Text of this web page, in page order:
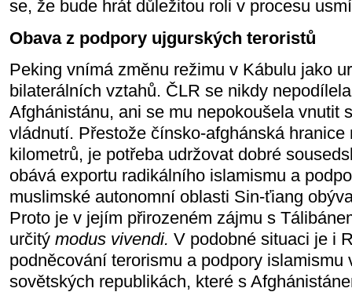
se, že bude hrát důležitou roli v procesu
Obava z podpory ujgurských teroristů
Peking vnímá změnu režimu v Kábulu jako
bilaterálních vztahů. ČLR se nikdy
Afghánistánu, ani se mu nepokoušela vnutit
vládnutí. Přestože čínsko-afghánská hranice
kilometrů, je potřeba udržovat dobré
obává exportu radikálního islamismu a
muslimské autonomní oblasti Sin-ťiang
Proto je v jejím přirozeném zájmu s
určitý modus vivendi. V podobné situaci je i
podněcování terorismu a podpory islamismu
sovětských republikách, které s